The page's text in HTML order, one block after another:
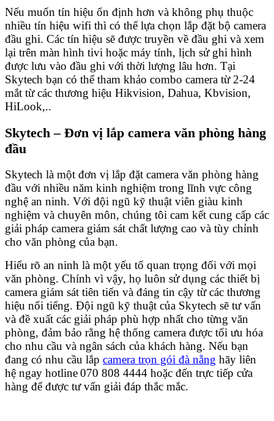
Nếu muốn tín hiệu ổn định hơn và không phụ thuộc
nhiều tín hiệu wifi thì có thể lựa chọn lắp đặt bộ camera
đầu ghi. Các tín hiệu sẽ được truyền về đầu ghi và xem
lại trên màn hình tivi hoặc máy tính, lịch sử ghi hình
được lưu vào đầu ghi với thời lượng lâu hơn. Tại
Skytech bạn có thể tham khảo combo camera từ 2-24
mắt từ các thương hiệu Hikvision, Dahua, Kbvision,
HiLook,..
Skytech – Đơn vị lắp camera văn phòng hàng
đầu
Skytech là một đơn vị lắp đặt camera văn phòng hàng
đầu với nhiều năm kinh nghiệm trong lĩnh vực công
nghệ an ninh. Với đội ngũ kỹ thuật viên giàu kinh
nghiệm và chuyên môn, chúng tôi cam kết cung cấp các
giải pháp camera giám sát chất lượng cao và tùy chỉnh
cho văn phòng của bạn.
Hiểu rõ an ninh là một yếu tố quan trọng đối với mọi
văn phòng. Chính vì vậy, họ luôn sử dụng các thiết bị
camera giám sát tiên tiến và đáng tin cậy từ các thương
hiệu nổi tiếng. Đội ngũ kỹ thuật của Skytech sẽ tư vấn
và đề xuất các giải pháp phù hợp nhất cho từng văn
phòng, đảm bảo rằng hệ thống camera được tối ưu hóa
cho nhu cầu và ngân sách của khách hàng. Nếu bạn
đang có nhu cầu lắp camera trọn gói đà nẵng hãy liên
hệ ngay hotline070 808 4444 hoặc đến trực tiếp cửa
hàng để được tư vấn giải đáp thắc mắc.